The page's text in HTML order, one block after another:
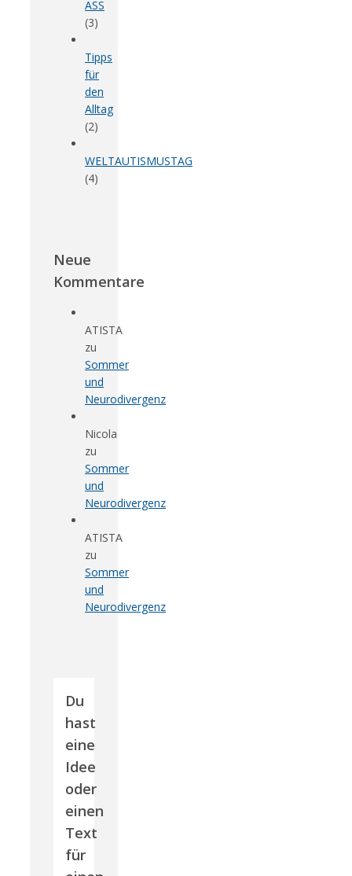
ASS
(3)
Tipps
für
den
Alltag
(2)
WELTAUTISMUSTAG
(4)
Neue
Kommentare
ATISTA
zu
Sommer
und
Neurodivergenz
Nicola
zu
Sommer
und
Neurodivergenz
ATISTA
zu
Sommer
und
Neurodivergenz
Du
hast
eine
Idee
oder
einen
Text
für